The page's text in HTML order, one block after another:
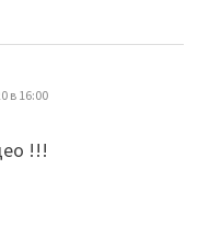
в 16:00
!!!